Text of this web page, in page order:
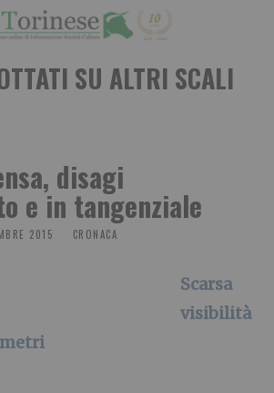
SU ALTRI SCALI
disagi
e in tangenziale
2015 CRONACA
Scarsa
visibilità
metri